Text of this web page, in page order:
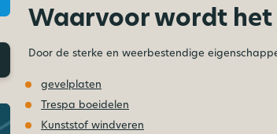
Waarvoor wordt
Door de sterke en weerbestendige
gevelplaten
Trespa boeidelen
Kunststof windveren